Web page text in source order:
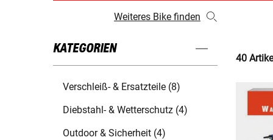
Weiteres Bike finden
KATEGORIEN
Verschleiß- & Ersatzteile (8)
Diebstahl- & Wetterschutz (4)
Outdoor & Sicherheit (4)
40